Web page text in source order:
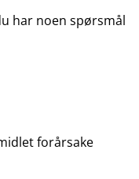
har noen spørsmål
forårsake